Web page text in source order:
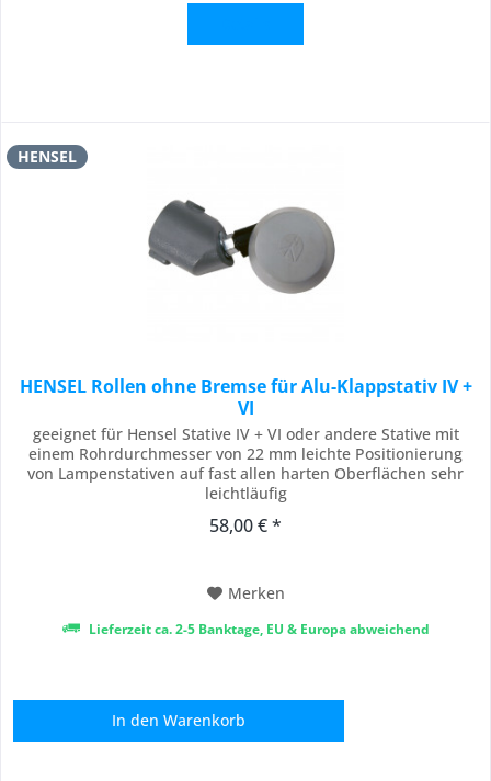
HENSEL
HENSEL Rollen ohne Bremse für Alu-Klappstativ IV +
VI
geeignet für Hensel Stative IV + VI oder andere Stative mit
einem Rohrdurchmesser von 22 mm leichte Positionierung
von Lampenstativen auf fast allen harten Oberflächen sehr
leichtläufig
58,00 € *
Merken
Lieferzeit ca. 2-5 Banktage, EU & Europa abweichend
In den Warenkorb